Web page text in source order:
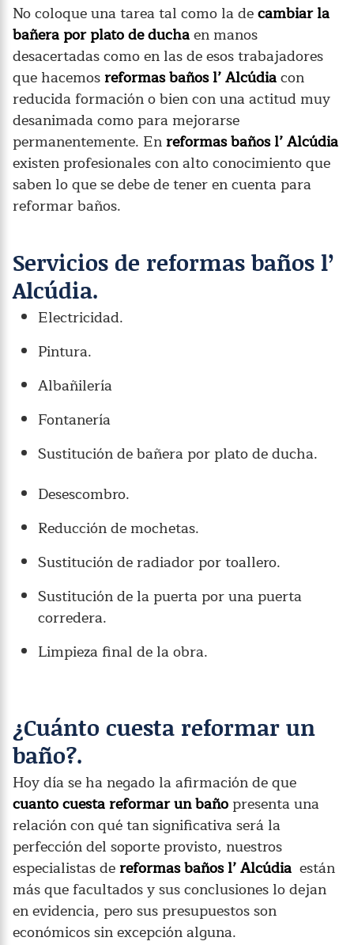
No coloque una tarea tal como la decambiar la
bañera por plato de duchaen manos
desacertadas como en las de esos trabajadores
que hacemosreformas baños l’ Alcúdiacon
reducida formación o bien con una actitud muy
desanimada como para mejorarse
permanentemente. Enreformas baños l’ Alcúdia
existen profesionales con alto conocimiento que
saben lo que se debe de tener en cuenta para
reformar baños.
Servicios de reformas baños l’
Alcúdia.
Electricidad.
Pintura.
Albañilería
Fontanería
Sustitución de bañera por plato de ducha.
Desescombro.
Reducción de mochetas.
Sustitución de radiador por toallero.
Sustitución de la puerta por una puerta
corredera.
Limpieza final de la obra.
¿Cuánto cuesta reformar un
baño?.
Hoy día se ha negado la afirmación de que
cuanto cuesta reformar un baño presenta una
relación con qué tan significativa será la
perfección del soporte provisto, nuestros
especialistas dereformas baños l’ Alcúdia están
más que facultados y sus conclusiones lo dejan
en evidencia, pero sus presupuestos son
económicos sin excepción alguna.